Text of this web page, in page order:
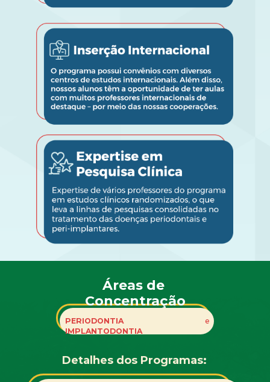
Áreas de
Concentração
PERIODONTIA e
IMPLANTODONTIA
Detalhes dos Programas: